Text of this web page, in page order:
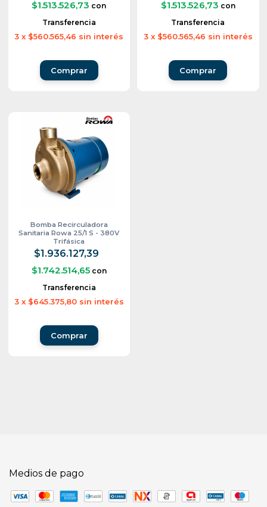
$1.513.526,73 con
Transferencia
3 x $560.565,46 sin interés
$1.513.526,73 con
Transferencia
3 x $560.565,46 sin interés
Bomba Recirculadora
Sanitaria Rowa 25/1 S - 380V
Trifásica
$1.936.127,39
$1.742.514,65 con
Transferencia
3 x $645.375,80 sin interés
Medios de pago